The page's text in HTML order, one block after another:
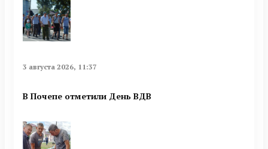
3 августа 2026, 11:37
В Почепе отметили День ВДВ